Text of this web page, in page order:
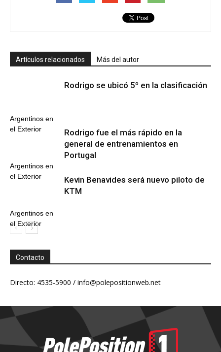
Artículos relacionados Más del autor
Argentinos en
el Exterior
Rodrigo se ubicó 5º en la clasificación
Argentinos en
el Exterior
Rodrigo fue el más rápido en la
general de entrenamientos en
Portugal
Argentinos en
el Exterior
Kevin Benavides será nuevo piloto de
KTM
Contacto
Directo: 4535-5900 / info@polepositionweb.net